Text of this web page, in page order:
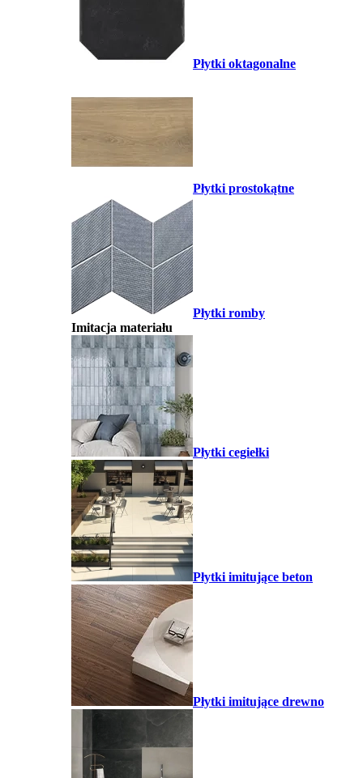
Płytki oktagonalne
Płytki prostokątne
Płytki romby
Imitacja materiału
Płytki cegiełki
Płytki imitujące beton
Płytki imitujące drewno